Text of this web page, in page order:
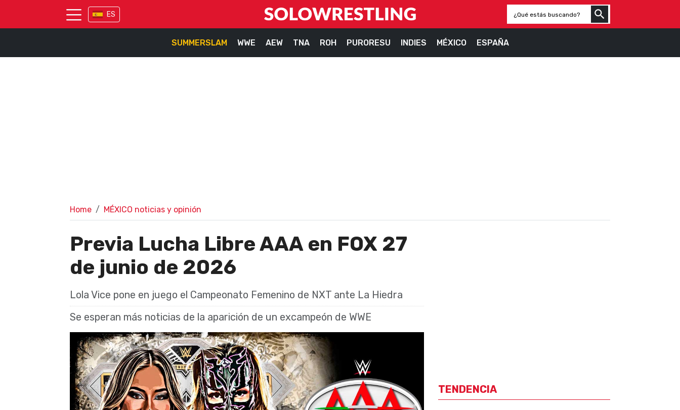
ES
SUMMERSLAM WWE AEW TNA ROH PURORESU INDIES MÉXICO ESPAÑA
Home MÉXICO noticias y opinión
Previa Lucha Libre AAA en FOX 27
de junio de 2026
Lola Vice pone en juego el Campeonato Femenino de NXT ante La Hiedra
Se esperan más noticias de la aparición de un excampeón de WWE
TENDENCIA